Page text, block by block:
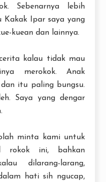
Sebenarnya lebih
Kakak Ipar saya yang
kuean dan lainnya.
kalau tidak mau
merokok. Anak
itu paling bungsu.
Saya yang dengar
minta kami untuk
rokok ini, bahkan
dilarang-larang,
hati sih ngucap,